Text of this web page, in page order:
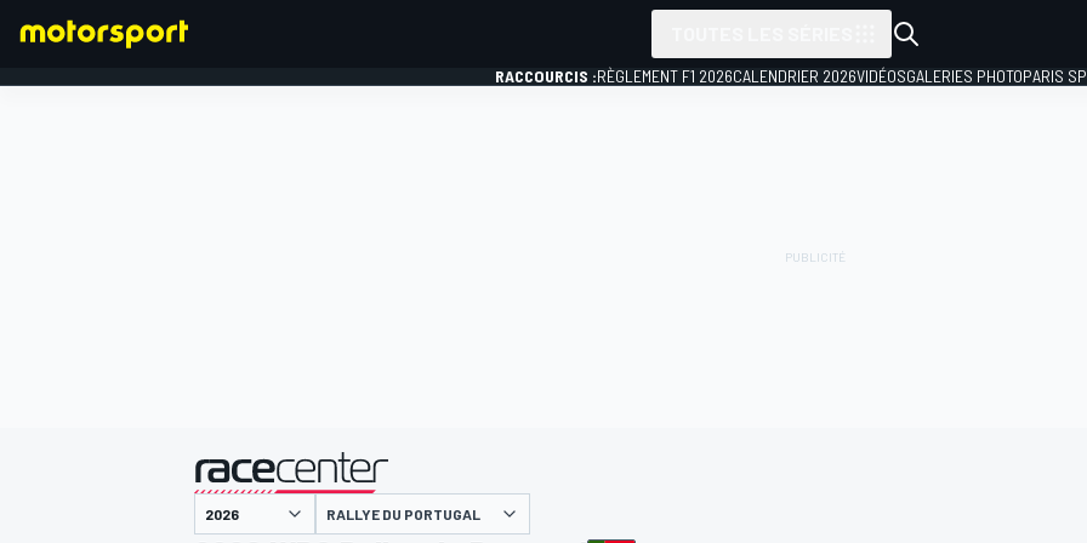
RACCOURCIS :RÈGLEMENT F1 2026CALENDRIER 2026VIDÉOSGALERIES PHOTOPARIS
présenté par
RALLYE DU PORTUGAL